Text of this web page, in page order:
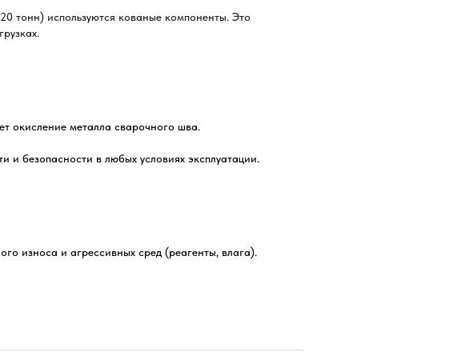
тонн) используются кованые компоненты. Это
окисление металла сварочного шва.
и безопасности в любых условиях эксплуатации.
износа и агрессивных сред (реагенты, влага).